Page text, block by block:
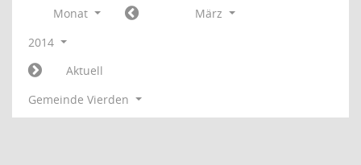
Monat
März
2014
Aktuell
Gemeinde Vierden